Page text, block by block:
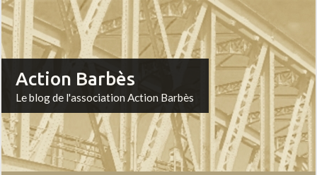
Action Barbès
Le blog de l'association Action Barbès